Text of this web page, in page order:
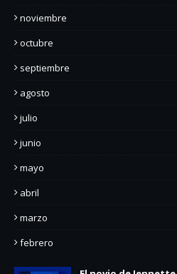
noviembre
octubre
septiembre
agosto
julio
junio
mayo
abril
marzo
febrero